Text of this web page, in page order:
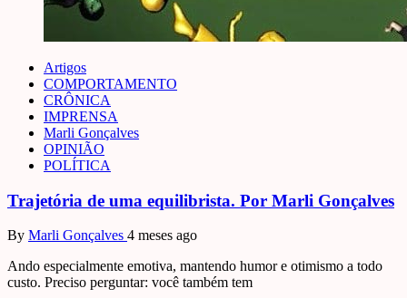
Artigos
COMPORTAMENTO
CRÔNICA
IMPRENSA
Marli Gonçalves
OPINIÃO
POLÍTICA
Trajetória de uma equilibrista. Por Marli Gonçalves
By Marli Gonçalves 4 meses ago
Ando especialmente emotiva, mantendo humor e otimismo a todo
custo. Preciso perguntar: você também tem